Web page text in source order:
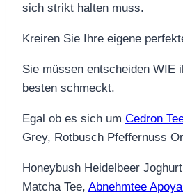
sich strikt halten muss.
Kreiren Sie Ihre eigene
Sie müssen entscheiden WIE
besten schmeckt.
Egal ob es sich um Cedron
Grey, Rotbusch Pfeffernuss
Honeybush Heidelbeer
Matcha Tee, Abnehmtee